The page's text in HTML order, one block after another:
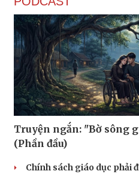
Truyện ngắn: "Bờ sông
(Phần đầu)
Chính sách giáo dục phải